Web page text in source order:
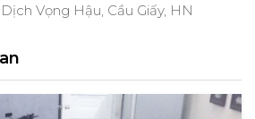
Vọng Hậu, Cầu Giấy, HN